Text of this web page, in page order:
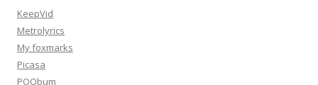
KeepVid
Metrolyrics
My foxmarks
Picasa
POQbum